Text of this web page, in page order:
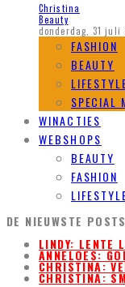
Christina
Beauty
donderdag, 31 juli
FASHION
BEAUTY
SPECIAL
WINACTIES
WEBSHOPS
BEAUTY
FASHION
DE NIEUWSTE POSTS
LINDY: LENTE
ANNELOES:
CHRISTINA:
CHRISTINA: